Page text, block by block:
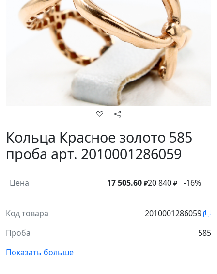
Кольца Красное золото 585
проба арт. 2010001286059
Цена 17 505.60 ₽20 840₽ -16%
Код товара
2010001286059
Проба
585
Показать больше